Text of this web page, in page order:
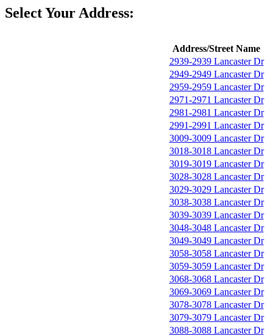
Select Your Address:
Address/Street Name
2939-2939 Lancaster Dr
2949-2949 Lancaster Dr
2959-2959 Lancaster Dr
2971-2971 Lancaster Dr
2981-2981 Lancaster Dr
2991-2991 Lancaster Dr
3009-3009 Lancaster Dr
3018-3018 Lancaster Dr
3019-3019 Lancaster Dr
3028-3028 Lancaster Dr
3029-3029 Lancaster Dr
3038-3038 Lancaster Dr
3039-3039 Lancaster Dr
3048-3048 Lancaster Dr
3049-3049 Lancaster Dr
3058-3058 Lancaster Dr
3059-3059 Lancaster Dr
3068-3068 Lancaster Dr
3069-3069 Lancaster Dr
3078-3078 Lancaster Dr
3079-3079 Lancaster Dr
3088-3088 Lancaster Dr